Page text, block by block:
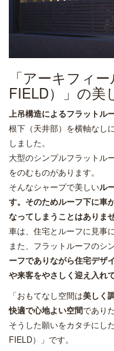
「アーキフィ
FIELD）」の美
上吊構造によるフラットル
根下（天井部）を横軸なし
しました。
大型のシンプルフラットル
をのむものがあります。
そんなシャープで美しいル
す。そのためルーフ下に車
なってしまうことはありま
車は、住宅とルーフに見事
また、フラットルーフのシ
ーフでありながら住宅デザ
や来客をやさしく迎え入れ
「おもてなし空間は美しく
快適で心地よい空間であり
そうした願いをカタチにし
FIELD）」です。